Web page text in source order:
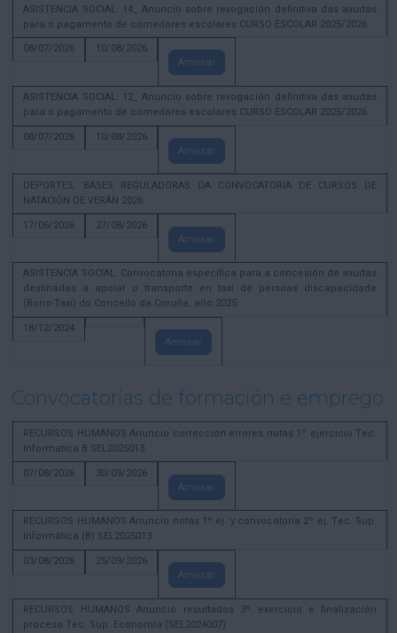
ASISTENCIA SOCIAL. 14_ Anuncio sobre revogación definitiva das axudas
para o pagamento de comedores escolares CURSO ESCOLAR 2025/2026
08/07/2026
10/08/2026
Amosar
ASISTENCIA SOCIAL. 12_ Anuncio sobre revogación definitiva das axudas
para o pagamento de comedores escolares CURSO ESCOLAR 2025/2026
08/07/2026
10/08/2026
Amosar
DEPORTES. BASES REGULADORAS DA CONVOCATORIA DE CURSOS DE
NATACIÓN DE VERÁN 2026
17/06/2026
27/08/2026
Amosar
ASISTENCIA SOCIAL. Convocatoria específica para a concesión de axudas
destinadas a apoiar o transporte en taxi de persoas discapacidade
(Bono-Taxi) do Concello da Coruña, año 2025
18/12/2024
Amosar
Convocatorias de formación e emprego
RECURSOS HUMANOS Anuncio corrección errores notas 1º ejercicio Tec.
Informatica B SEL2025013
07/08/2026
30/09/2026
Amosar
RECURSOS HUMANOS Anuncio notas 1º ej. y convocatoria 2º ej. Tec. Sup.
Informática (B) SEL2025013
03/08/2026
25/09/2026
Amosar
RECURSOS HUMANOS Anuncio resultados 3º exercicio e finalización
proceso Tec. Sup. Economía (SEL2024007)